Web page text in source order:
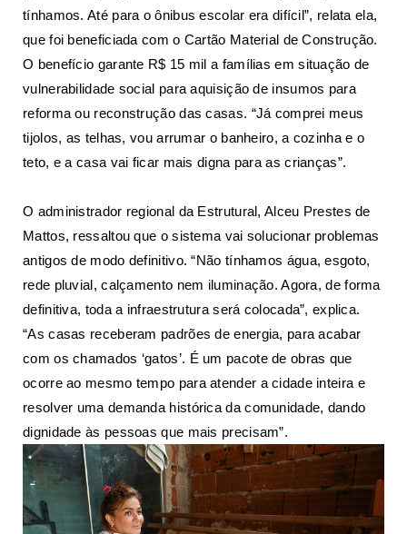
tínhamos. Até para o ônibus escolar era difícil”, relata ela,
que foi beneficiada com o Cartão Material de Construção.
O benefício garante R$ 15 mil a famílias em situação de
vulnerabilidade social para aquisição de insumos para
reforma ou reconstrução das casas. “Já comprei meus
tijolos, as telhas, vou arrumar o banheiro, a cozinha e o
teto, e a casa vai ficar mais digna para as crianças”.
O administrador regional da Estrutural, Alceu Prestes de
Mattos, ressaltou que o sistema vai solucionar problemas
antigos de modo definitivo. “Não tínhamos água, esgoto,
rede pluvial, calçamento nem iluminação. Agora, de forma
definitiva, toda a infraestrutura será colocada”, explica.
“As casas receberam padrões de energia, para acabar
com os chamados ‘gatos’. É um pacote de obras que
ocorre ao mesmo tempo para atender a cidade inteira e
resolver uma demanda histórica da comunidade, dando
dignidade às pessoas que mais precisam”.